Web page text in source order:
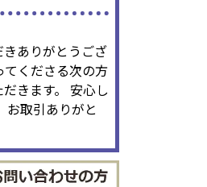
ありがとうござ
てくださる次の方
きます。 安心し
お取引ありがと